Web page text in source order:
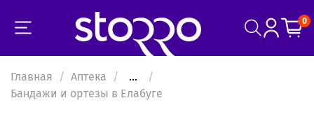
0
Главная Аптека
...
Бандажи и ортезы в Елабуге